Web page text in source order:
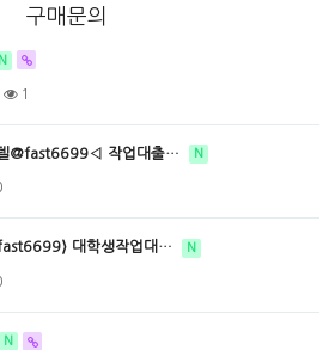
구매문의
N
1
@fast6699◁ 작업대출… N
대학생작업대… N
N